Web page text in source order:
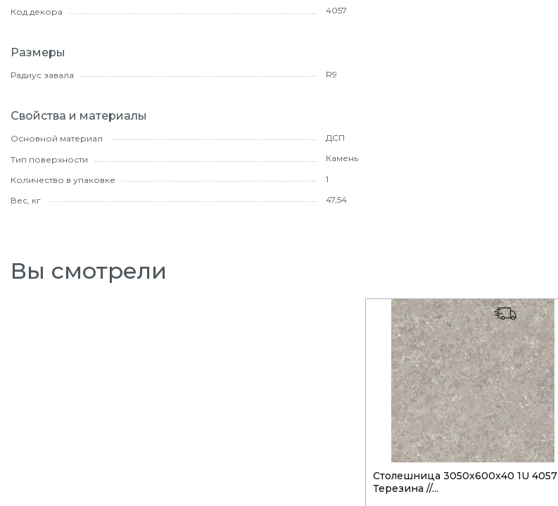
Код декора 4057
Размеры
Радиус завала R9
Свойства и материалы
Основной материал ДСП
Тип поверхности Камень
Количество в упаковке 1
Вес, кг 47,54
Вы смотрели
Столешница 3050x600x40 1U 4057
Терезина //...